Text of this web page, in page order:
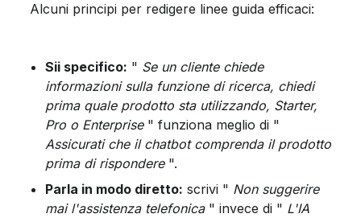
Alcuni principi per redigere linee guida efficaci:
Sii specifico: " Se un cliente chiede
informazioni sulla funzione di ricerca, chiedi
prima quale prodotto sta utilizzando, Starter,
Pro o Enterprise " funziona meglio di "
Assicurati che il chatbot comprenda il prodotto
prima di rispondere ".
Parla in modo diretto: scrivi " Non suggerire
mai l'assistenza telefonica " invece di " L'IA